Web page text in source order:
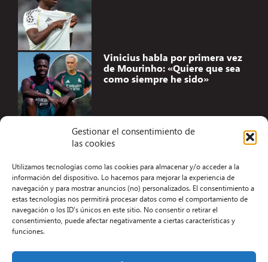
Gestionar el consentimiento de
las cookies
Utilizamos tecnologías como las cookies para almacenar y/o acceder a la
información del dispositivo. Lo hacemos para mejorar la experiencia de
navegación y para mostrar anuncios (no) personalizados. El consentimiento a
estas tecnologías nos permitirá procesar datos como el comportamiento de
navegación o los ID's únicos en este sitio. No consentir o retirar el
consentimiento, puede afectar negativamente a ciertas características y
funciones.
Vinicius habla por primera vez
de Mourinho: «Quiere que sea
como siempre he sido»
Aviso Legal
Términos y condiciones
Política de privacidad
Contacto